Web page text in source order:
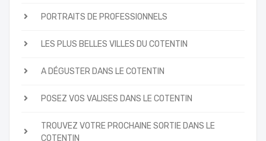
PORTRAITS DE PROFESSIONNELS
LES PLUS BELLES VILLES DU COTENTIN
A DÉGUSTER DANS LE COTENTIN
POSEZ VOS VALISES DANS LE COTENTIN
TROUVEZ VOTRE PROCHAINE SORTIE DANS LE
COTENTIN